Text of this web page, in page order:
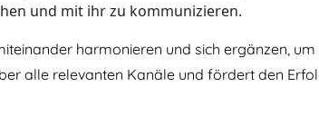
und mit ihr zu kommunizieren.
harmonieren und sich ergänzen,
alle relevanten Kanäle und fördert den